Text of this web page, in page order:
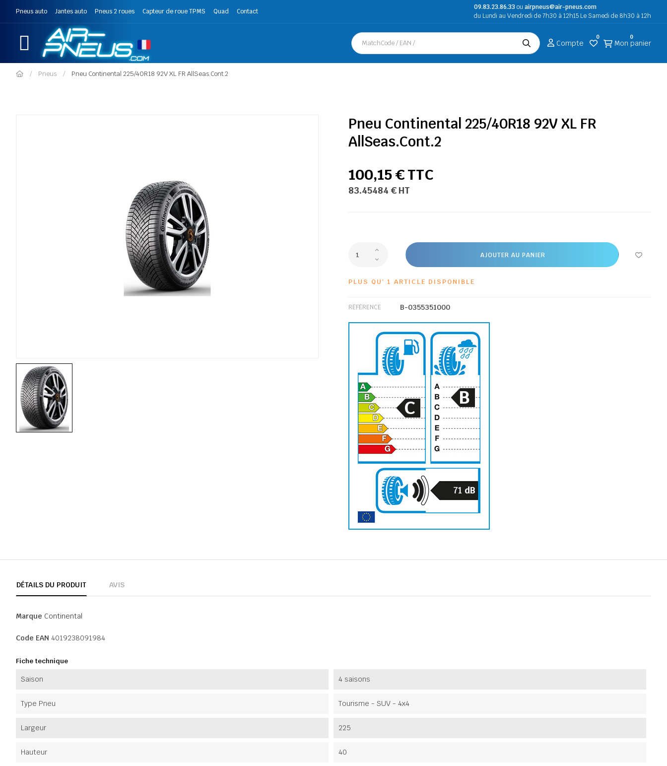
Pneus auto Jantes auto Pneus 2 roues Capteur de roue TPMS Quad Contact
09.83.23.86.33ou airpneus@air-pneus.com
du Lundi au Vendredi de 7h30 à 12h15 Le Samedi de 8h30 à 12h
Compte
0
Mon panier
0
Pneus Pneu Continental 225/40R18 92V XL FR AllSeas.Cont.2
Pneu Continental 225/40R18 92V XL FR
AllSeas.Cont.2
100,15 € TTC
83.45484 € HT
AJOUTER AU PANIER
PLUS QU' 1 ARTICLE DISPONIBLE
RÉFÉRENCE B-0355351000
C B
71 dB
DÉTAILS DU PRODUIT AVIS
Marque Continental
Code EAN 4019238091984
Fiche technique
Saison 4 saisons
Type Pneu Tourisme - SUV - 4x4
Largeur 225
Hauteur 40